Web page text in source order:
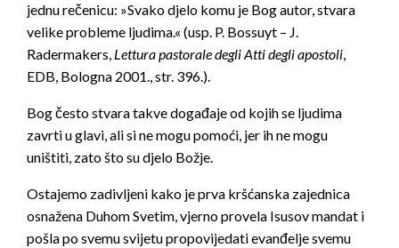
jednu rečenicu: »Svako djelo komu je Bog autor, stvara
velike probleme ljudima.« (usp. P. Bossuyt – J.
Radermakers, Lettura pastorale degli Atti degli apostoli,
EDB, Bologna 2001., str. 396.).
Bog često stvara takve događaje od kojih se ljudima
zavrti u glavi, ali si ne mogu pomoći, jer ih ne mogu
uništiti, zato što su djelo Božje.
Ostajemo zadivljeni kako je prva kršćanska zajednica
osnažena Duhom Svetim, vjerno provela Isusov mandat i
pošla po svemu svijetu propovijedati evanđelje svemu